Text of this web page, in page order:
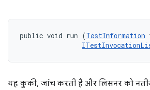
public void run (TestInformation
यह कुकी, जांच करती है और लिसनर को